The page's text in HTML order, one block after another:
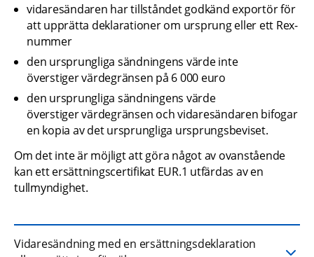
vidaresändaren har tillståndet godkänd exportör för
att upprätta deklarationer om ursprung eller ett Rex-
nummer
den ursprungliga sändningens värde inte
överstiger värdegränsen på 6 000 euro
den ursprungliga sändningens värde
överstiger värdegränsen och vidaresändaren bifogar
en kopia av det ursprungliga ursprungsbeviset.
Om det inte är möjligt att göra något av ovanstående
kan ett ersättningscertifikat EUR.1 utfärdas av en
tullmyndighet.
Vidaresändning med en ersättningsdeklaration